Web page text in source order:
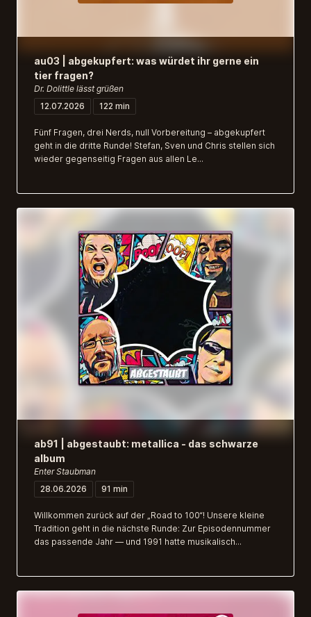
au03 | abgekupfert: was würdet ihr gerne ein
tier fragen?
Dr. Dolittle lässt grüßen
12.07.2026
122 min
Fünf Fragen, drei Nerds, null Vorbereitung – abgekupfert
geht in die dritte Runde! Stefan, Sven und Chris stellen sich
wieder gegenseitig Fragen aus allen Le...
ab91 | abgestaubt: metallica - das schwarze
album
Enter Staubman
28.06.2026
91 min
Willkommen zurück auf der „Road to 100“! Unsere kleine
Tradition geht in die nächste Runde: Zur Episodennummer
das passende Jahr — und 1991 hatte musikalisch...